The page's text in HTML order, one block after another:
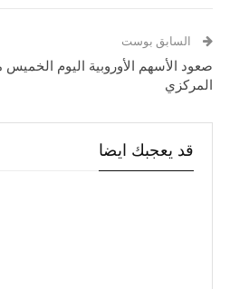
السابق بوست
صعود الأسهم الأوروبية اليوم
المركزي
قد يعجبك ايضا